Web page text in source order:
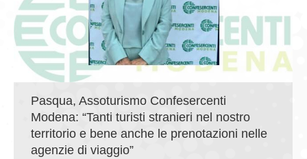
Pasqua, Assoturismo Confesercenti
Modena: “Tanti turisti stranieri nel nostro
territorio e bene anche le prenotazioni nelle
agenzie di viaggio”